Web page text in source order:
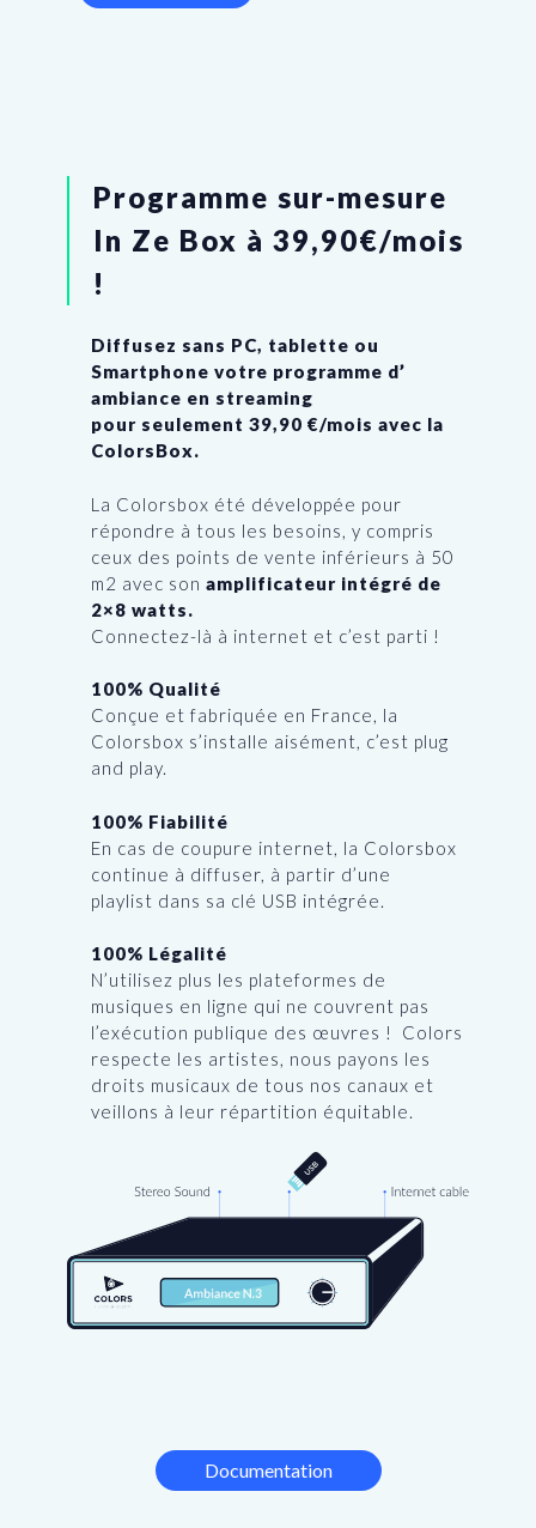
Documentation
Programme sur-mesure
In Ze Box à 39,90€/mois
!
Diffusez sans PC, tablette ou
Smartphone votre programme d’
ambiance en streaming
pour seulement 39,90 €/mois avec la
ColorsBox.
La Colorsbox été développée pour
répondre à tous les besoins, y compris
ceux des points de vente inférieurs à 50
m2 avec son amplificateur intégré de
2×8 watts.
Connectez-là à internet et c’est parti !
100% Qualité
Conçue et fabriquée en France, la
Colorsbox s’installe aisément, c’est plug
and play.
100% Fiabilité
En cas de coupure internet, la Colorsbox
continue à diffuser, à partir d’une
playlist dans sa clé USB intégrée.
100% Légalité
N’utilisez plus les plateformes de
musiques en ligne qui ne couvrent pas
l’exécution publique des œuvres ! Colors
respecte les artistes, nous payons les
droits musicaux de tous nos canaux et
veillons à leur répartition équitable.